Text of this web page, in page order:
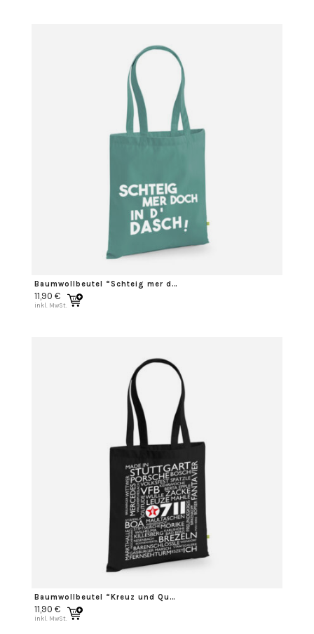
Baumwollbeutel “Schteig mer doch in d’ Dasch”
11,90 €
inkl. MwSt.
Baumwollbeutel “Kreuz und Quer”
11,90 €
inkl. MwSt.